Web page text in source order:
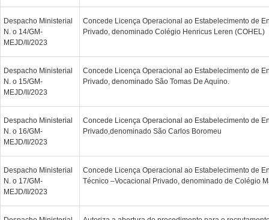
Despacho Ministerial
N. o 14/GM-
MEJD/II/2023
Concede Licença Operacional ao Estabelecimento de
Privado, denominado Colégio Henricus Leren (COHEL)
Despacho Ministerial
N. o 15/GM-
MEJD/II/2023
Concede Licença Operacional ao Estabelecimento de
Privado, denominado São Tomas De Aquino.
Despacho Ministerial
N. o 16/GM-
MEJD/II/2023
Concede Licença Operacional ao Estabelecimento de
Privado,denominado São Carlos Boromeu
Despacho Ministerial
N. o 17/GM-
MEJD/II/2023
Concede Licença Operacional ao Estabelecimento de
Técnico –Vocacional Privado, denominado de Colégio